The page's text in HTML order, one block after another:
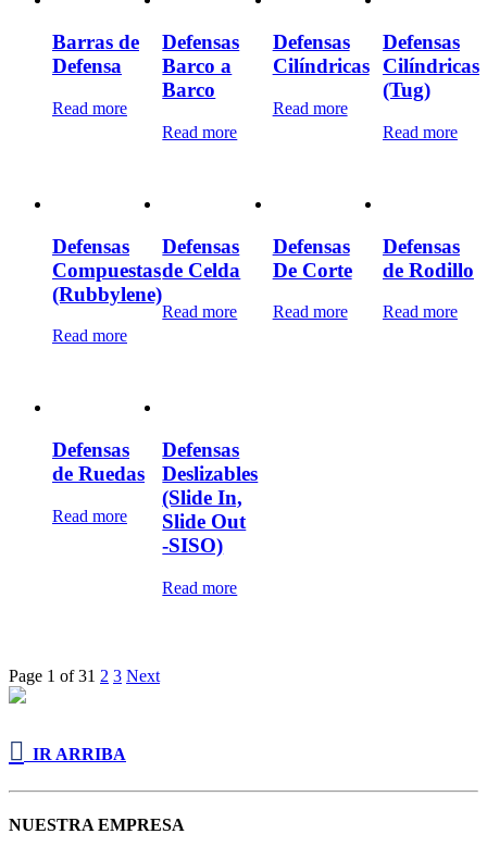
Barras de
Defensa
Read more
Defensas
Barco a
Barco
Read more
Defensas
Cilíndricas
Read more
Defensas
Cilíndricas
(Tug)
Read more
Defensas
Compuestas
(Rubbylene)
Read more
Defensas
de Celda
Read more
Defensas
De Corte
Read more
Defensas
de Rodillo
Read more
Defensas
de Ruedas
Read more
Defensas
Deslizables
(Slide In,
Slide Out
-SISO)
Read more
Page 1 of 31 2 3 Next
 IR ARRIBA
NUESTRA EMPRESA